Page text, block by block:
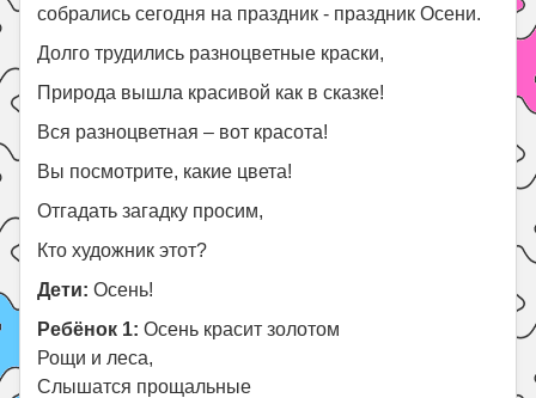
собрались сегодня на праздник - праздник Осени.
Долго трудились разноцветные краски,
Природа вышла красивой как в сказке!
Вся разноцветная – вот красота!
Вы посмотрите, какие цвета!
Отгадать загадку просим,
Кто художник этот?
Дети: Осень!
Ребёнок 1: Осень красит золотом
Рощи и леса,
Слышатся прощальные